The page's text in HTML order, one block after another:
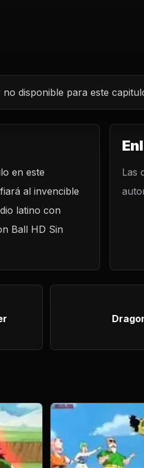
disponible para este
en este
al invencible
latino con
Ball HD Sin
Las